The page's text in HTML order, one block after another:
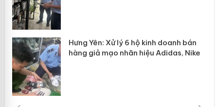
Hưng Yên: Xử lý 6 hộ kinh doanh bán
hàng giả mạo nhãn hiệu Adidas, Nike